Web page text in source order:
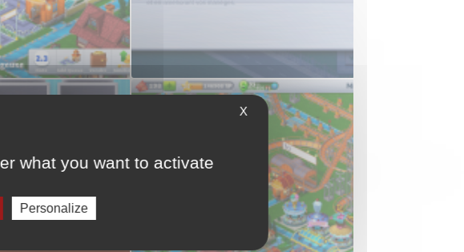
Des améliorations de manèges à faire. Des objectifs à accomplir
X
what you want to activate
Personalize